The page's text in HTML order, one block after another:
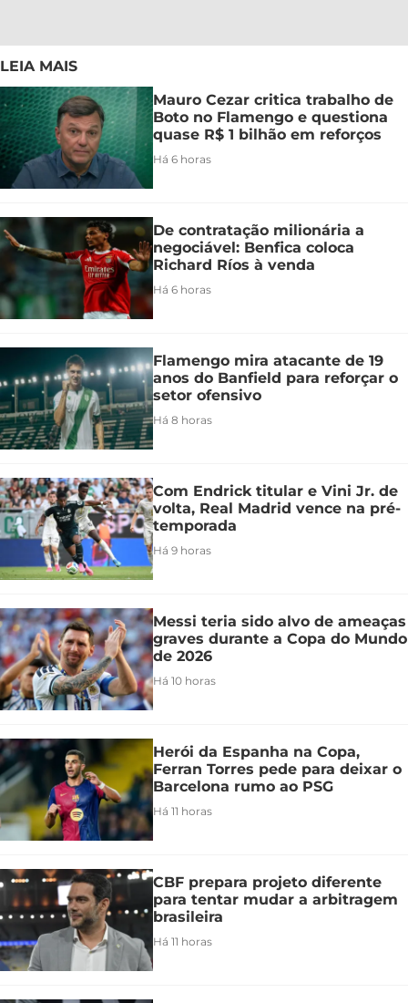
LEIA MAIS
Mauro Cezar critica trabalho de
Boto no Flamengo e questiona
quase R$ 1 bilhão em reforços
Há 6 horas
De contratação milionária a
negociável: Benfica coloca
Richard Ríos à venda
Há 6 horas
Flamengo mira atacante de 19
anos do Banfield para reforçar o
setor ofensivo
Há 8 horas
Com Endrick titular e Vini Jr. de
volta, Real Madrid vence na pré-
temporada
Há 9 horas
Messi teria sido alvo de ameaças
graves durante a Copa do Mundo
de 2026
Há 10 horas
Herói da Espanha na Copa,
Ferran Torres pede para deixar o
Barcelona rumo ao PSG
Há 11 horas
CBF prepara projeto diferente
para tentar mudar a arbitragem
brasileira
Há 11 horas